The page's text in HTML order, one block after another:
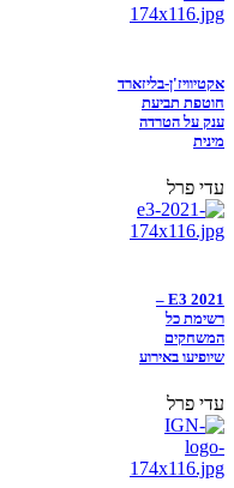
אקטיוויז'ן-בליזארד
חוטפת תביעת
ענק על הטרדה
מינית
עדי פרל
E3 2021 –
רשימת כל
המשחקים
שיופיעו באירוע
עדי פרל